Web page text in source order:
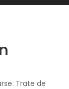
Trate de